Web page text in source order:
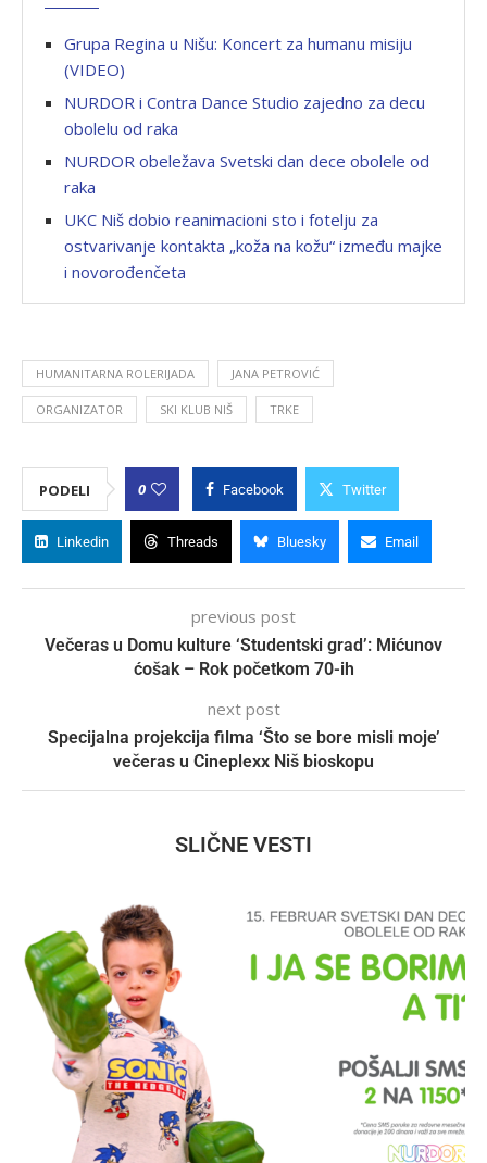
Grupa Regina u Nišu: Koncert za humanu misiju
(VIDEO)
NURDOR i Contra Dance Studio zajedno za decu
obolelu od raka
NURDOR obeležava Svetski dan dece obolele od
raka
UKC Niš dobio reanimacioni sto i fotelju za
ostvarivanje kontakta „koža na kožu“ između majke
i novorođenčeta
HUMANITARNA ROLERIJADA JANA PETROVIĆ
ORGANIZATOR SKI KLUB NIŠ TRKE
PODELI 0 Facebook Twitter
Linkedin Threads Bluesky Email
previous post
Večeras u Domu kulture ‘Studentski grad’: Mićunov
ćošak – Rok početkom 70-ih
next post
Specijalna projekcija filma ‘Što se bore misli moje’
večeras u Cineplexx Niš bioskopu
SLIČNE VESTI